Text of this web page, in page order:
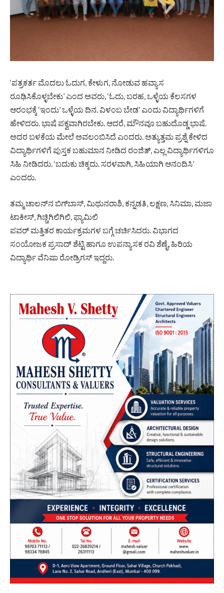
‘ಪತ್ರಕರ್ತ ಮೊದಲು ಓದುಗ, ಕೇಳುಗ, ನೋಡುವ ಹವ್ಯಾಸ
ರೂಢಿಸಿಕೊಳ್ಳಬೇಕು’ ಎಂದ ಅವರು, ‘ಓದು, ಬರಹ, ಒಳ್ಳೆಯ ಕೆಲಸಗಳ
ಆರಂಭಕ್ಕೆ ‘ಇಂದು’ ಒಳ್ಳೆಯ ದಿನ. ವಿಳಂಬ ಬೇಡ’ ಎಂದು ವಿದ್ಯಾರ್ಥಿಗಳಿಗೆ
ಹೇಳಿದರು. ಭಾಷೆ ಪಕ್ವವಾಗಿರಬೇಕು. ಆದರೆ, ಮೌನವೂ ಬಹುದೊಡ್ಡ ಭಾಷೆ.
ಅದರ ಬಳಕೆಯ ಮೇಲೆ ಅವಲಂಬಿಸಿದೆ ಎಂದರು. ಅತ್ಯುತ್ತಮ ಪ್ರಶ್ನೆ ಕೇಳಿದ
ವಿದ್ಯಾರ್ಥಿಗಳಿಗೆ ಪುಸ್ತಕ ಬಹುಮಾನ ನೀಡಿದ ರಂಜಿತ್, ಎಲ್ಲ ವಿದ್ಯಾರ್ಥಿಗಳಿಗೂ
ಸಿಹಿ ನೀಡಿದರು. ‘ಬದುಕು ಚಿಕ್ಕದು. ಸರಳವಾಗಿ, ಸಿಹಿಯಾಗಿ ಆನಂದಿಸಿ’
ಎಂದರು.
ತಮ್ಮ ಚಾಲನ್‍ನ ಬಿಗ್‍ಬಾಸ್, ಮಿಥುನರಾಶಿ, ಕನ್ನಡತಿ, ಲಕ್ಷಣ, ಸಿನಿಮಾ, ಮಜಾ
ಟಾಕೀಸ್, ಗಿಚ್ಚಿಗಿಲಿಗಿಲಿ, ಫ್ಯಾಮಿಲಿ
ಪವರ್ ಮತ್ತಿತರ ಕಾರ್ಯಕ್ರಮಗಳ ಬಗ್ಗೆ ಚರ್ಚಿಸಿದರು. ವಿಭಾಗದ
ಸಂಯೋಜಕ ಪ್ರಸಾದ್ ಶೆಟ್ಟಿ ಹಾಗೂ ಉಪನ್ಯಾಸಕ ರವಿ ಶೆಣೈ, ಹಿರಿಯ
ವಿದ್ಯಾರ್ಥಿ ವೆನಿಷಾ ರೋಡ್ರಿಗಸ್ ಇದ್ದರು.